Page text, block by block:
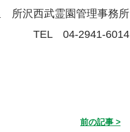
所沢西武霊園管理事務所
TEL 04-2941-6014
前の記事 >